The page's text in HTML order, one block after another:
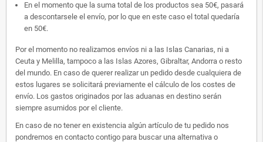
En el momento que la suma total de los productos sea 50€, pasará
a descontarsele el envío, por lo que en este caso el total quedaría
en 50€.
Por el momento no realizamos envíos ni a las Islas Canarias, ni a
Ceuta y Melilla, tampoco a las Islas Azores, Gibraltar, Andorra o resto
del mundo. En caso de querer realizar un pedido desde cualquiera de
estos lugares se solicitará previamente el cálculo de los costes de
envío. Los gastos originados por las aduanas en destino serán
siempre asumidos por el cliente.
En caso de no tener en existencia algún artículo de tu pedido nos
pondremos en contacto contigo para buscar una alternativa o